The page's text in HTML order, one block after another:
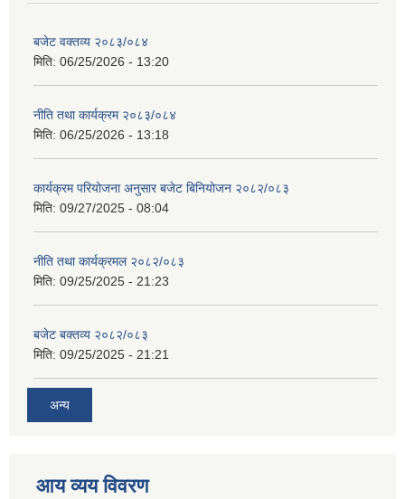
बजेट वक्तव्य २०८३/०८४
मिति: 06/25/2026 - 13:20
नीति तथा कार्यक्रम २०८३/०८४
मिति: 06/25/2026 - 13:18
कार्यक्रम परियोजना अनुसार बजेट बिनियोजन २०८२/०८३
मिति: 09/27/2025 - 08:04
नीति तथा कार्यक्रमल २०८२/०८३
मिति: 09/25/2025 - 21:23
बजेट बक्तव्य २०८२/०८३
मिति: 09/25/2025 - 21:21
अन्य
आय व्यय विवरण